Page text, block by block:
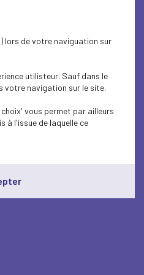
lors de votre naviguation sur
utilisteur. Sauf dans le
votre navigation sur le site.
vous permet par ailleurs
à l'issue de laquelle ce